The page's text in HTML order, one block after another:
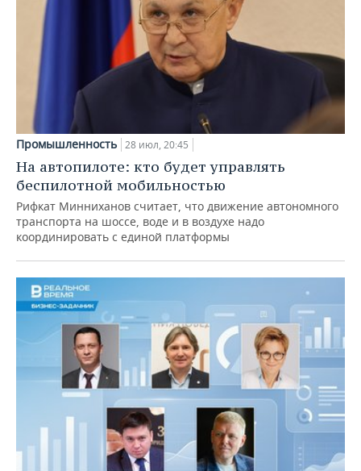
Промышленность 28 июл, 20:45
На автопилоте: кто будет управлять
беспилотной мобильностью
Рифкат Минниханов считает, что движение автономного
транспорта на шоссе, воде и в воздухе надо
координировать с единой платформы